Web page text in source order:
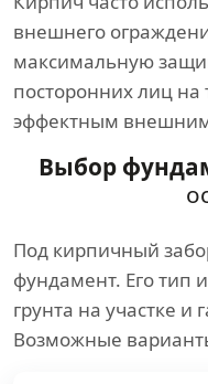
внешнего
максимальную
посторонних лиц на
эффектным
Выбор
Под кирпичный
фундамент. Его тип
грунта на участке и
Возможные